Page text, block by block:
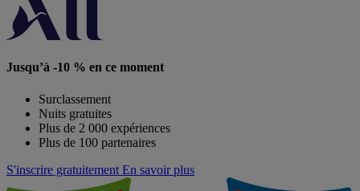
Jusqu’à -10 % en ce moment
Surclassement
Nuits gratuites
Plus de 2 000 expériences
Plus de 100 partenaires
S'inscrire gratuitement En savoir plus